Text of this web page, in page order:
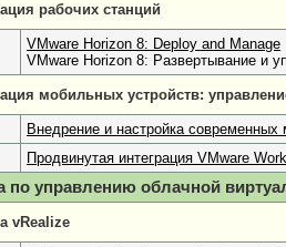
рабочих станций
VMware Horizon 8: Deploy and Manage
VMware Horizon 8: Развертывание и
мобильных устройств:
Внедрение и настройка
Продвинутая интеграция VMware
по управлению облачной
vRealize